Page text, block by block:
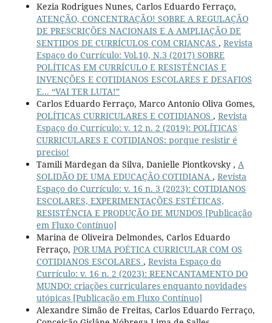
Kezia Rodrigues Nunes, Carlos Eduardo Ferraço,
ATENÇÃO, CONCENTRAÇÃO! SOBRE A REGULAÇÃO
DE PRESCRIÇÕES NACIONAIS E A AMPLIAÇÃO DE
SENTIDOS DE CURRÍCULOS COM CRIANÇAS , Revista
Espaço do Currículo: Vol.10, N.3 (2017) SOBRE
POLÍTICAS EM CURRÍCULO E RESISTÊNCIAS E
INVENÇÕES E COTIDIANOS ESCOLARES E DESAFIOS
E... “VAI TER LUTA!”
Carlos Eduardo Ferraço, Marco Antonio Oliva Gomes,
POLÍTICAS CURRICULARES E COTIDIANOS , Revista
Espaço do Currículo: v. 12 n. 2 (2019): POLÍTICAS
CURRICULARES E COTIDIANOS: porque resistir é
preciso!
Tamili Mardegan da Silva, Danielle Piontkovsky , A
SOLIDÃO DE UMA EDUCAÇÃO COTIDIANA , Revista
Espaço do Currículo: v. 16 n. 3 (2023): COTIDIANOS
ESCOLARES, EXPERIMENTAÇÕES ESTÉTICAS,
RESISTÊNCIA E PRODUÇÃO DE MUNDOS [Publicação
em Fluxo Contínuo]
Marina de Oliveira Delmondes, Carlos Eduardo
Ferraço, POR UMA POÉTICA CURRICULAR COM OS
COTIDIANOS ESCOLARES , Revista Espaço do
Currículo: v. 16 n. 2 (2023): REENCANTAMENTO DO
MUNDO: criações curriculares enquanto novidades
utópicas [Publicação em Fluxo Contínuo]
Alexandre Simão de Freitas, Carlos Eduardo Ferraço,